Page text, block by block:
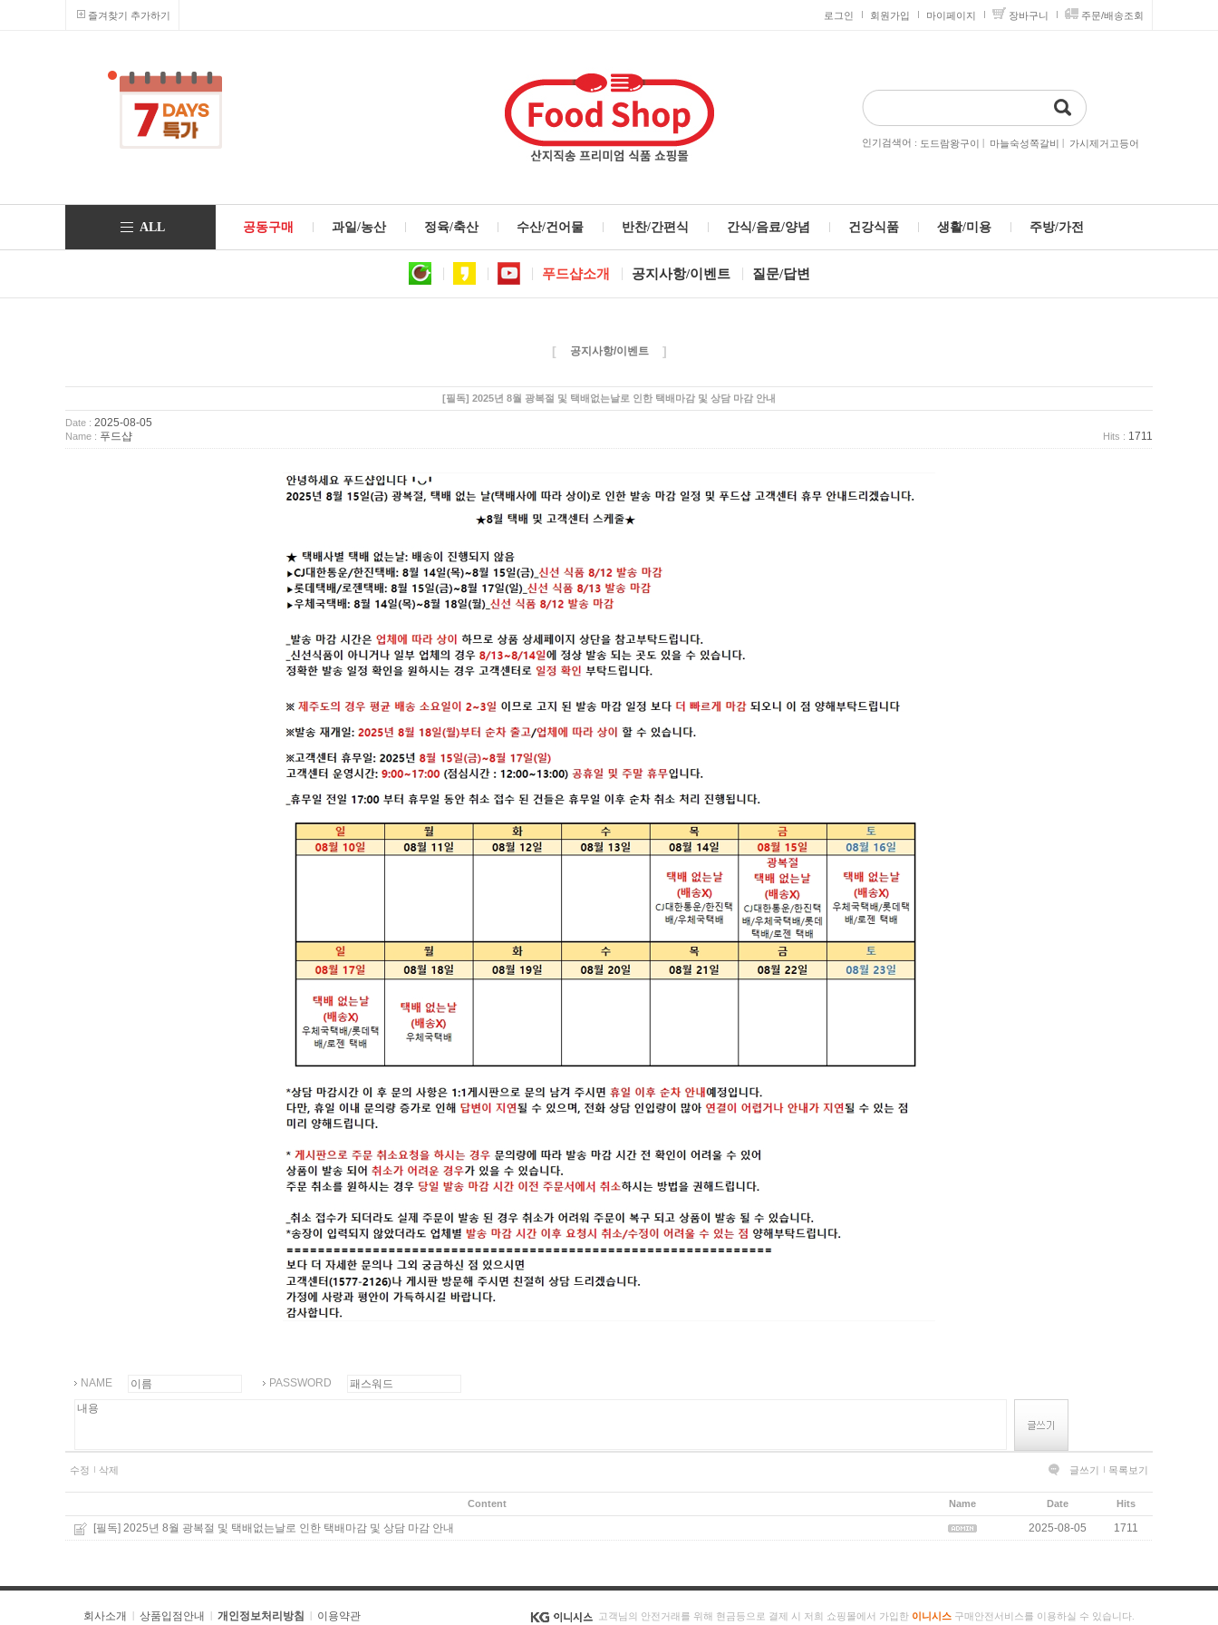
즐겨찾기 추가하기 로그인 회원가입 마이페이지 장바구니 주문/배송조회
인기검색어 : 도드람왕구이 | 마늘숙성쪽갈비 | 가시제거고등어
ALL 공동구매 과일/농산 정육/축산 수산/건어물 반찬/간편식 간식/음료/양념 건강식품 생활/미용 주방/가전
푸드샵소개 공지사항/이벤트 질문/답변
[ 공지사항/이벤트 ]
[필독] 2025년 8월 광복절 및 택배없는날로 인한 택배마감 및 상담 마감 안내
Date : 2025-08-05
Name : 푸드샵 Hits : 1711
NAME PASSWORD
수정 삭제 글쓰기 목록보기
Content Name Date Hits
[필독] 2025년 8월 광복절 및 택배없는날로 인한 택배마감 및 상담 마감 안내 2025-08-05 1711
회사소개 | 상품입점안내 | 개인정보처리방침 | 이용약관 고객님의 안전거래를 위해 현금등으로 결제 시 저희 쇼핑몰에서 가입한 이니시스 구매안전서비스를 이용하실 수 있습니다.